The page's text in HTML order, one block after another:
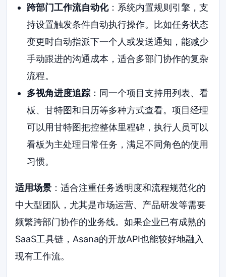
跨部门工作流自动化：系统内置规则引擎，支
持设置触发条件自动执行操作。比如任务状态
变更时自动指派下一个人或发送通知，能减少
手动跟进的沟通成本，适合多部门协作的复杂
流程。
多视角进度追踪：同一个项目支持用列表、看
板、甘特图和日历等多种方式查看。项目经理
可以用甘特图把控整体里程碑，执行人员可以
看板为主处理日常任务，满足不同角色的使用
习惯。
适用场景 ：适合注重任务透明度和流程规范化的
中大型团队，尤其是市场运营、产品研发等需要
频繁跨部门协作的业务线。如果企业已有成熟的
SaaS工具链，Asana的开放API也能较好地融入
现有工作流。